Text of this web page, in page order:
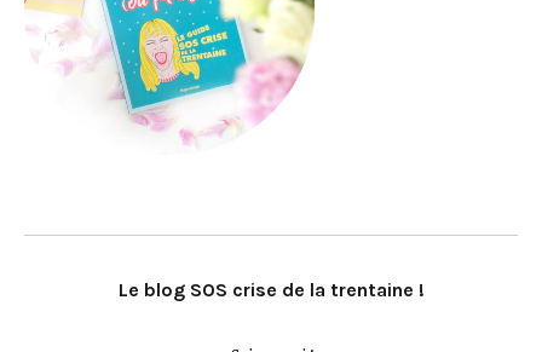
Le blog SOS crise de la trentaine !